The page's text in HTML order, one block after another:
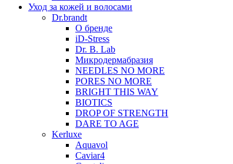
Уход за кожей и волосами
Dr.brandt
О бренде
iD-Stress
Dr. B. Lab
Микродермабразия
NEEDLES NO MORE
PORES NO MORE
BRIGHT THIS WAY
BIOTICS
DROP OF STRENGTH
DARE TO AGE
Kerluxe
Aquavol
Caviar4